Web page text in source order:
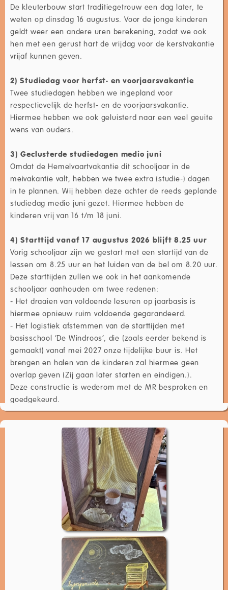
De kleuterbouw start traditiegetrouw een dag later, te
weten op dinsdag 16 augustus. Voor de jonge kinderen
geldt weer een andere uren berekening, zodat we ook
hen met een gerust hart de vrijdag voor de kerstvakantie
vrijaf kunnen geven.
2) Studiedag voor herfst- en voorjaarsvakantie
Twee studiedagen hebben we ingepland voor
respectievelijk de herfst- en de voorjaarsvakantie.
Hiermee hebben we ook geluisterd naar een veel geuite
wens van ouders.
3) Geclusterde studiedagen medio juni
Omdat de Hemelvaartvakantie dit schooljaar in de
meivakantie valt, hebben we twee extra (studie-) dagen
in te plannen. Wij hebben deze achter de reeds geplande
studiedag medio juni gezet. Hiermee hebben de
kinderen vrij van 16 t/m 18 juni.
4) Starttijd vanaf 17 augustus 2026 blijft 8.25 uur
Vorig schooljaar zijn we gestart met een startijd van de
lessen om 8.25 uur en het luiden van de bel om 8.20 uur.
Deze starttijden zullen we ook in het aankomende
schooljaar aanhouden om twee redenen:
- Het draaien van voldoende lesuren op jaarbasis is
hiermee opnieuw ruim voldoende gegarandeerd.
- Het logistiek afstemmen van de starttijden met
basisschool ‘De Windroos’, die (zoals eerder bekend is
gemaakt) vanaf mei 2027 onze tijdelijke buur is. Het
brengen en halen van de kinderen zal hiermee geen
overlap geven (Zij gaan later starten en eindigen.).
Deze constructie is wederom met de MR besproken en
goedgekeurd.